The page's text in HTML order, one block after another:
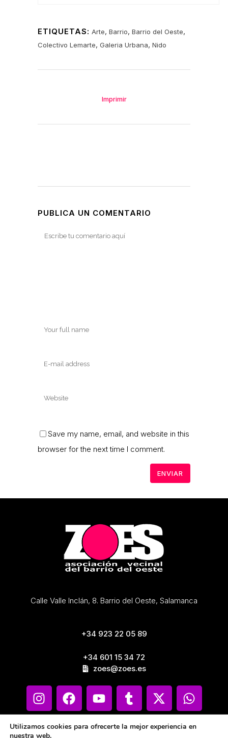
ETIQUETAS: Arte, Barrio, Barrio del Oeste,
Colectivo Lemarte, Galeria Urbana, Nido
Imprimir
PUBLICA UN COMENTARIO
Save my name, email, and website in this
browser for the next time I comment.
Calle Valle Inclán, 8. Barrio del Oeste, Salamanca
+34 923 22 05 89
+34 601 15 34 72
zoes@zoes.es
Utilizamos cookies para ofrecerte la mejor experiencia en
nuestra web.